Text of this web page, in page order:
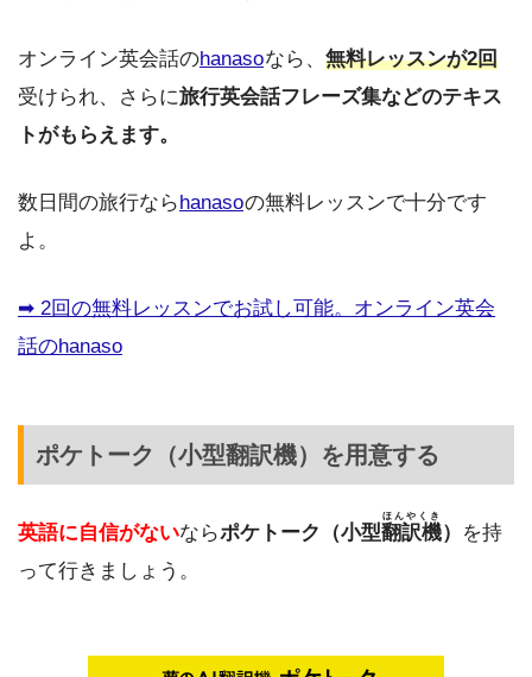
オンライン英会話のhanasoなら、 無料レッスンが2回
受けられ、さらに旅行英会話フレーズ集などのテキス
トがもらえます。
数日間の旅行ならhanasoの無料レッスンで十分です
よ。
➡︎ 2回の無料レッスンでお試し可能。オンライン英会
話のhanaso
ポケトーク（小型翻訳機）を用意する
英語に自信がないならポケトーク（小型翻訳機
ほんやくき
）
を持
って行きましょう。